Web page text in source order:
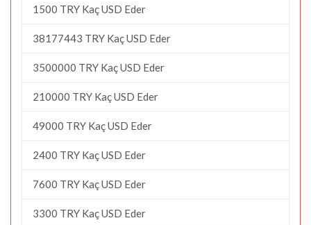
1500 TRY Kaç USD Eder
38177443 TRY Kaç USD Eder
3500000 TRY Kaç USD Eder
210000 TRY Kaç USD Eder
49000 TRY Kaç USD Eder
2400 TRY Kaç USD Eder
7600 TRY Kaç USD Eder
3300 TRY Kaç USD Eder